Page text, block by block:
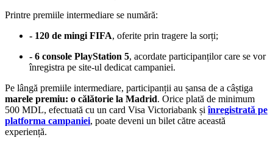
Printre premiile intermediare se numără:
- 120 de mingi FIFA, oferite prin tragere la sorți;
- 6 console PlayStation 5, acordate participanților care se vor
înregistra pe site-ul dedicat campaniei.
Pe lângă premiile intermediare, participanții au șansa de a câștiga
marele premiu: o călătorie la Madrid. Orice plată de minimum
500 MDL, efectuată cu un card Visa Victoriabank șiînregistrată pe
platforma campaniei, poate deveni un bilet către această
experiență.